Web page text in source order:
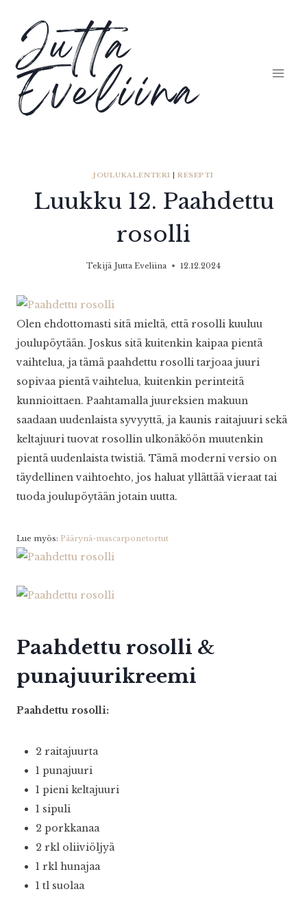
sisältöön
Jutta
Eveliina
JOULUKALENTERI |RESEPTI
Luukku 12. Paahdettu
rosolli
Tekijä Jutta Eveliina 12.12.2024
Olen ehdottomasti sitä mieltä, että rosolli kuuluu
joulupöytään. Joskus sitä kuitenkin kaipaa pientä
vaihtelua, ja tämä paahdettu rosolli tarjoaa juuri
sopivaa pientä vaihtelua, kuitenkin perinteitä
kunnioittaen. Paahtamalla juureksien makuun
saadaan uudenlaista syvyyttä, ja kaunis raitajuuri sekä
keltajuuri tuovat rosollin ulkonäköön muutenkin
pientä uudenlaista twistiä. Tämä moderni versio on
täydellinen vaihtoehto, jos haluat yllättää vieraat tai
tuoda joulupöytään jotain uutta.
Lue myös: Päärynä-mascarponetortut
Paahdettu rosolli &
punajuurikreemi
Paahdettu rosolli:
2 raitajuurta
1 punajuuri
1 pieni keltajuuri
1 sipuli
2 porkkanaa
2 rkl oliiviöljyä
1 rkl hunajaa
1 tl suolaa